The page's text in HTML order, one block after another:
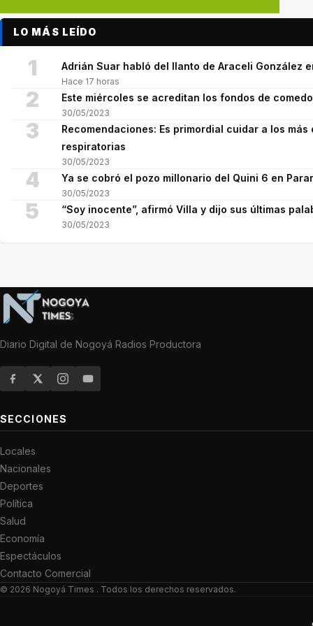
LO MÁS LEÍDO
1 Adrián Suar habló del llanto de Araceli González
Hace 17 horas
2 Este miércoles se acreditan los fondos de
30/05/2023
3
Recomendaciones: Es primordial cuidar a los
respiratorias
30/05/2023
4 Ya se cobró el pozo millonario del Quini 6 en
30/05/2023
5 “Soy inocente”, afirmó Villa y dijo sus últimas
30/05/2023
Diario Digital de Nogoyá Radios Productora
SECCIONES
Locales
Nacionales
Deportes
Política
Salud
Economía
Espectáculos
Contacto Comercial
© 2026 Nogoyá Times . Todos los derechos reservados.